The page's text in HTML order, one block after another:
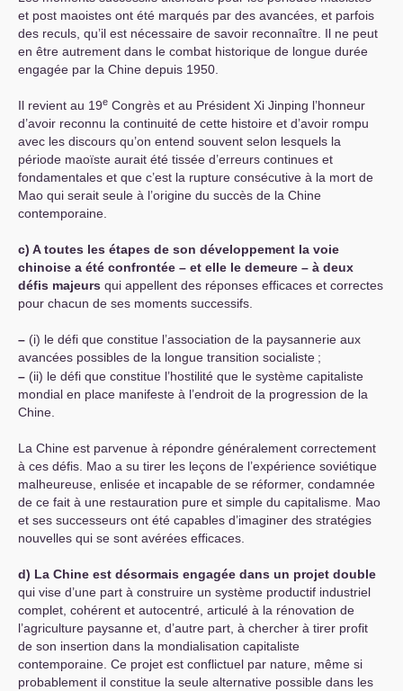
et post maoistes ont été marqués par des avancées, et parfois
des reculs, qu’il est nécessaire de savoir reconnaître. Il ne peut
en être autrement dans le combat historique de longue durée
engagée par la Chine depuis 1950.
Il revient au 19e Congrès et au Président Xi Jinping l’honneur
d’avoir reconnu la continuité de cette histoire et d’avoir rompu
avec les discours qu’on entend souvent selon lesquels la
période maoïste aurait été tissée d’erreurs continues et
fondamentales et que c’est la rupture consécutive à la mort de
Mao qui serait seule à l’origine du succès de la Chine
contemporaine.
c) A toutes les étapes de son développement la voie
chinoise a été confrontée – et elle le demeure – à deux
défis majeurs qui appellent des réponses efficaces et correctes
pour chacun de ses moments successifs.
– (i) le défi que constitue l’association de la paysannerie aux
avancées possibles de la longue transition socialiste ;
– (ii) le défi que constitue l’hostilité que le système capitaliste
mondial en place manifeste à l’endroit de la progression de la
Chine.
La Chine est parvenue à répondre généralement correctement
à ces défis. Mao a su tirer les leçons de l’expérience soviétique
malheureuse, enlisée et incapable de se réformer, condamnée
de ce fait à une restauration pure et simple du capitalisme. Mao
et ses successeurs ont été capables d’imaginer des stratégies
nouvelles qui se sont avérées efficaces.
d) La Chine est désormais engagée dans un projet double
qui vise d’une part à construire un système productif industriel
complet, cohérent et autocentré, articulé à la rénovation de
l’agriculture paysanne et, d’autre part, à chercher à tirer profit
de son insertion dans la mondialisation capitaliste
contemporaine. Ce projet est conflictuel par nature, même si
probablement il constitue la seule alternative possible dans les